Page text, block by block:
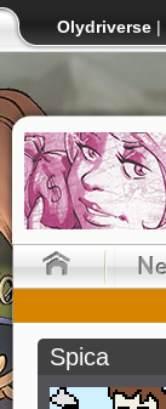
Olydriverse |
Spica